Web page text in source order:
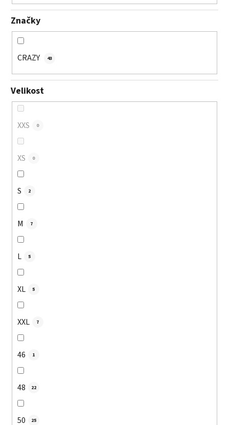
Značky
CRAZY 43
Velikost
XXS 0
XS 0
S 2
M 7
L 5
XL 5
XXL 7
46 1
48 22
50 25